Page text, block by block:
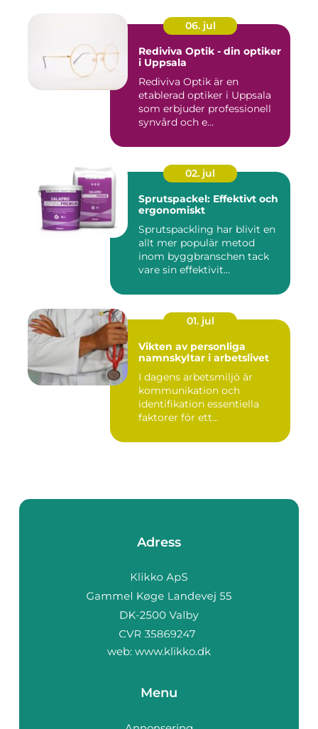
06. jul
Rediviva Optik - din optiker
i Uppsala
Rediviva Optik är en
etablerad optiker i Uppsala
som erbjuder professionell
synvård och e...
02. jul
Sprutspackel: Effektivt och
ergonomiskt
Sprutspackling har blivit en
allt mer populär metod
inom byggbranschen tack
vare sin effektivit...
01. jul
Vikten av personliga
namnskyltar i arbetslivet
I dagens arbetsmiljö är
kommunikation och
identifikation essentiella
faktorer för ett...
Adress
web: www.klikko.dk
Menu